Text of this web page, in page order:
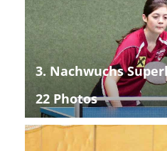
3. Nachwuchs
22 Photos